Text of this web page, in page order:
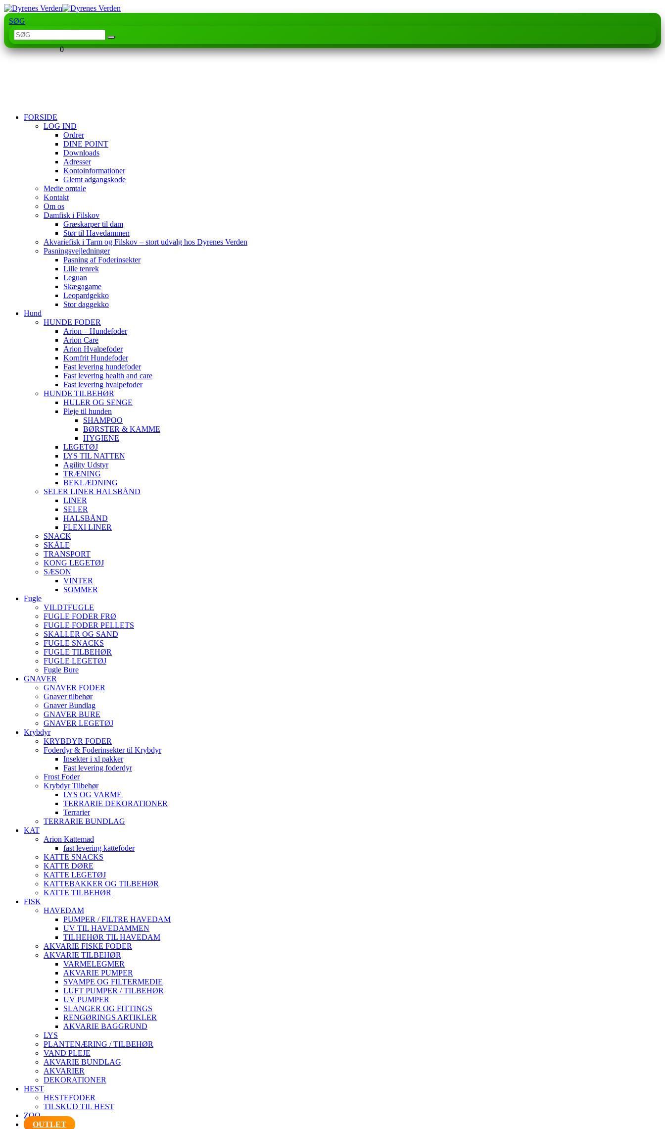
SØG
0
FORSIDE
LOG IND
Ordrer
DINE POINT
Downloads
Adresser
Kontoinformationer
Glemt adgangskode
Medie omtale
Kontakt
Om os
Damfisk i Filskov
Græskarper til dam
Stør til Havedammen
Akvariefisk i Tarm og Filskov – stort udvalg hos Dyrenes Verden
Pasningsvejledninger
Pasning af Foderinsekter
Lille tenrek
Leguan
Skægagame
Leopardgekko
Stor daggekko
Hund
HUNDE FODER
Arion – Hundefoder
Arion Care
Arion Hvalpefoder
Kornfrit Hundefoder
Fast levering hundefoder
Fast levering health and care
Fast levering hvalpefoder
HUNDE TILBEHØR
HULER OG SENGE
Pleje til hunden
SHAMPOO
BØRSTER & KAMME
HYGIENE
LEGETØJ
LYS TIL NATTEN
Agility Udstyr
TRÆNING
BEKLÆDNING
SELER LINER HALSBÅND
LINER
SELER
HALSBÅND
FLEXI LINER
SNACK
SKÅLE
TRANSPORT
KONG LEGETØJ
SÆSON
VINTER
SOMMER
Fugle
VILDTFUGLE
FUGLE FODER FRØ
FUGLE FODER PELLETS
SKALLER OG SAND
FUGLE SNACKS
FUGLE TILBEHØR
FUGLE LEGETØJ
Fugle Bure
GNAVER
GNAVER FODER
Gnaver tilbehør
Gnaver Bundlag
GNAVER BURE
GNAVER LEGETØJ
Krybdyr
KRYBDYR FODER
Foderdyr & Foderinsekter til Krybdyr
Insekter i xl pakker
Fast levering foderdyr
Frost Foder
Krybdyr Tilbehør
LYS OG VARME
TERRARIE DEKORATIONER
Terrarier
TERRARIE BUNDLAG
KAT
Arion Kattemad
fast levering kattefoder
KATTE SNACKS
KATTE DØRE
KATTE LEGETØJ
KATTEBAKKER OG TILBEHØR
KATTE TILBEHØR
FISK
HAVEDAM
PUMPER / FILTRE HAVEDAM
UV TIL HAVEDAMMEN
TILHEHØR TIL HAVEDAM
AKVARIE FISKE FODER
AKVARIE TILBEHØR
VARMELEGMER
AKVARIE PUMPER
SVAMPE OG FILTERMEDIE
LUFT PUMPER / TILBEHØR
UV PUMPER
SLANGER OG FITTINGS
RENGØRINGS ARTIKLER
AKVARIE BAGGRUND
LYS
PLANTENÆRING / TILBEHØR
VAND PLEJE
AKVARIE BUNDLAG
AKVARIER
DEKORATIONER
HEST
HESTEFODER
TILSKUD TIL HEST
ZOO
OUTLET